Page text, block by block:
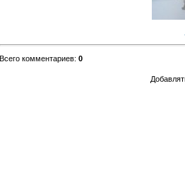
Всего комментариев: 0